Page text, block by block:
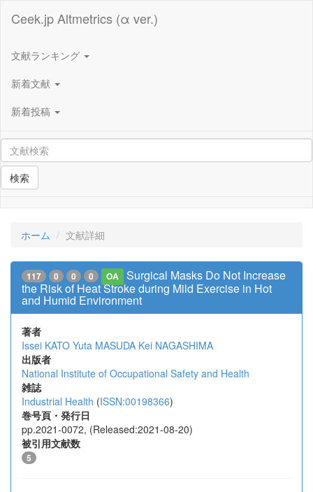
Ceek.jp Altmetrics (α ver.)
文献ランキング
新着文献
新着投稿
検索
ホーム 文献詳細
117 0 0 0 OA
Surgical Masks Do Not Increase
the Risk of Heat Stroke during Mild Exercise in Hot
and Humid Environment
著者
Issei KATO Yuta MASUDA Kei NAGASHIMA
出版者
National Institute of Occupational Safety and Health
雑誌
Industrial Health (ISSN:00198366)
巻号頁・発行日
pp.2021-0072, (Released:2021-08-20)
被引用文献数
5